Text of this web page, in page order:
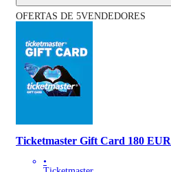
OFERTAS DE 5VENDEDORES
Ticketmaster Gift Card 180 EUR
•